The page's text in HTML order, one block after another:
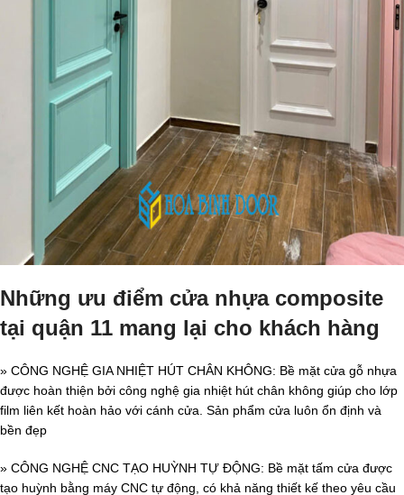
Những ưu điểm cửa nhựa composite
tại quận 11 mang lại cho khách hàng
» CÔNG NGHỆ GIA NHIỆT HÚT CHÂN KHÔNG: Bề mặt cửa gỗ nhựa
được hoàn thiện bởi công nghệ gia nhiệt hút chân không giúp cho lớp
film liên kết hoàn hảo với cánh cửa. Sản phẩm cửa luôn ổn định và
bền đẹp
» CÔNG NGHỆ CNC TẠO HUỲNH TỰ ĐỘNG: Bề mặt tấm cửa được
tạo huỳnh bằng máy CNC tự động, có khả năng thiết kế theo yêu cầu